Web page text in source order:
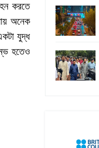
করতে
অনেক
যুদ্ধ
হতেও